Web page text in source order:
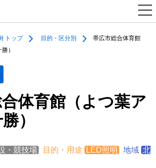
トップ 目的・区分別
帯広市総合体育館
）
体育館（よつ葉ア
）
・競技場 目的・用途 LED照明 地域 北